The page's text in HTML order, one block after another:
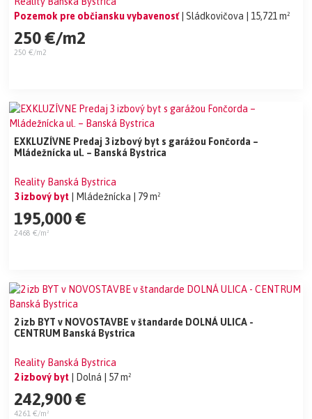
Pozemok pre občiansku vybavenosť | Sládkovičova | 15,721 m²
250 €/m2
250 €/m2
EXKLUZÍVNE Predaj 3 izbový byt s garážou Fončorda –
Mládežnícka ul. – Banská Bystrica
Reality Banská Bystrica
3 izbový byt
| Mládežnícka | 79 m²
195,000 €
2468 €/m²
2 izb BYT v NOVOSTAVBE v štandarde DOLNÁ ULICA -
CENTRUM Banská Bystrica
Reality Banská Bystrica
2 izbový byt
| Dolná | 57 m²
242,900 €
4261 €/m²